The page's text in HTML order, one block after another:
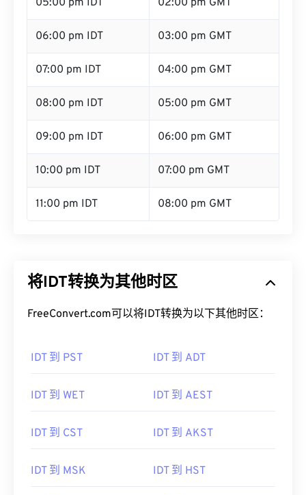
05:00 pm IDT 02:00 pm GMT
06:00 pm IDT 03:00 pm GMT
07:00 pm IDT 04:00 pm GMT
08:00 pm IDT 05:00 pm GMT
09:00 pm IDT 06:00 pm GMT
10:00 pm IDT 07:00 pm GMT
11:00 pm IDT 08:00 pm GMT
将IDT转换为其他时区
FreeConvert.com可以将IDT转换为以下其他时区：
IDT 到 PST IDT 到 ADT
IDT 到 WET IDT 到 AEST
IDT 到 CST IDT 到 AKST
IDT 到 MSK IDT 到 HST